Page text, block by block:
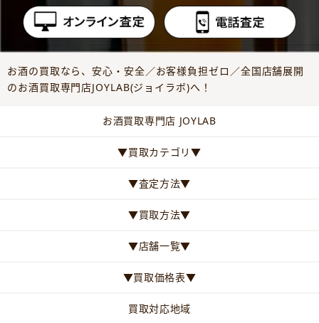
お酒の買取なら、安心・安全／お客様負担ゼロ／全国店舗展開
のお酒買取専門店JOYLAB(ジョイラボ)へ！
お酒買取専門店 JOYLAB
▼買取カテゴリ▼
▼査定方法▼
▼買取方法▼
▼店舗一覧▼
▼買取価格表▼
買取対応地域